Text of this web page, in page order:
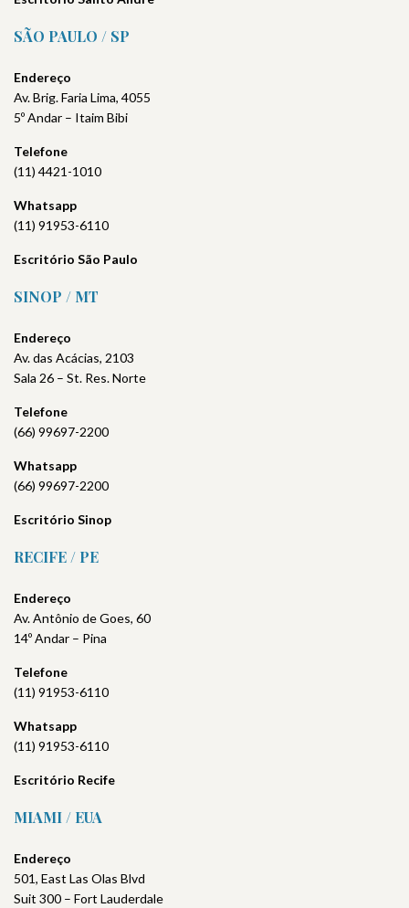
SÃO PAULO / SP
Endereço
Av. Brig. Faria Lima, 4055
5º Andar – Itaim Bibi
Telefone
(11) 4421-1010
Whatsapp
(11) 91953-6110
Escritório São Paulo
SINOP / MT
Endereço
Av. das Acácias, 2103
Sala 26 – St. Res. Norte
Telefone
(66) 99697-2200
Whatsapp
(66) 99697-2200
Escritório Sinop
RECIFE / PE
Endereço
Av. Antônio de Goes, 60
14º Andar – Pina
Telefone
(11) 91953-6110
Whatsapp
(11) 91953-6110
Escritório Recife
MIAMI / EUA
Endereço
501, East Las Olas Blvd
Suit 300 – Fort Lauderdale